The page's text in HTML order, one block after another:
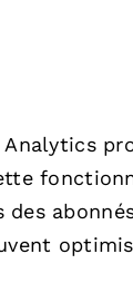
Analytics